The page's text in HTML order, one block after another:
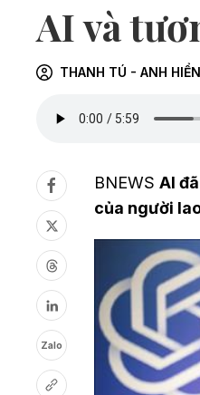
AI và
THANH TÚ - ANH
Zalo
BNEWS AI
của người